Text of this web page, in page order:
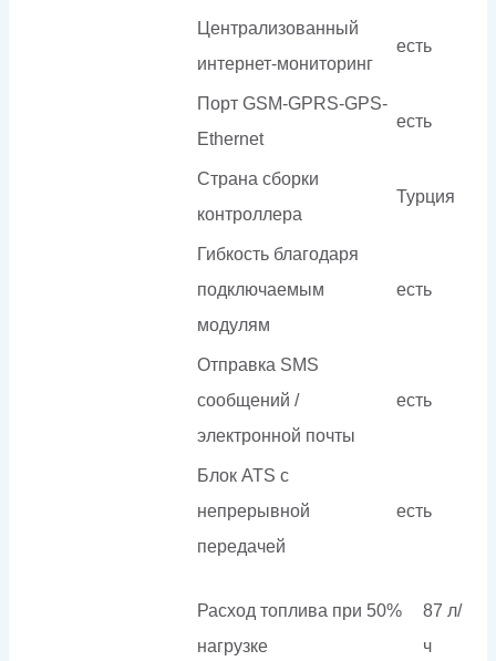
Централизованный
интернет-мониторинг
есть
Порт GSM-GPRS-GPS-
Ethernet
есть
Страна сборки
контроллера
Турция
Гибкость благодаря
подключаемым
модулям
есть
Отправка SMS
сообщений /
электронной почты
есть
Блок ATS с
непрерывной
передачей
есть
Расход топлива при 50%
нагрузке
87 л/
ч